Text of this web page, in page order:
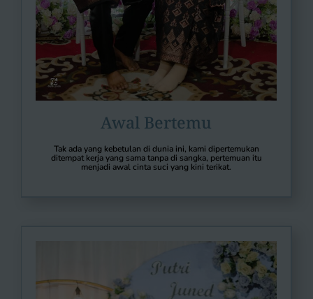
Awal Bertemu
Tak ada yang kebetulan di dunia ini, kami dipertemukan
ditempat kerja yang sama tanpa di sangka, pertemuan itu
menjadi awal cinta suci yang kini terikat.